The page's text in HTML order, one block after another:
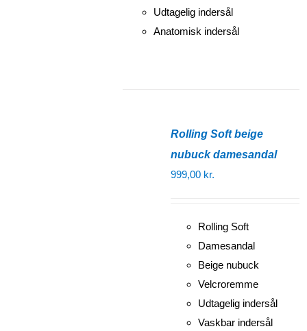
Udtagelig indersål
Anatomisk indersål
Rolling Soft beige
nubuck damesandal
999,00 kr.
Rolling Soft
Damesandal
Beige nubuck
Velcroremme
Udtagelig indersål
Vaskbar indersål